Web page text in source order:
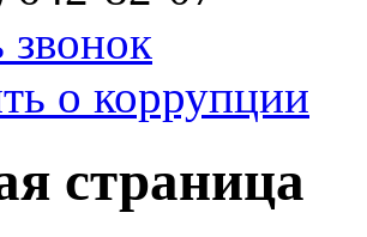
звонок
о коррупции
страница